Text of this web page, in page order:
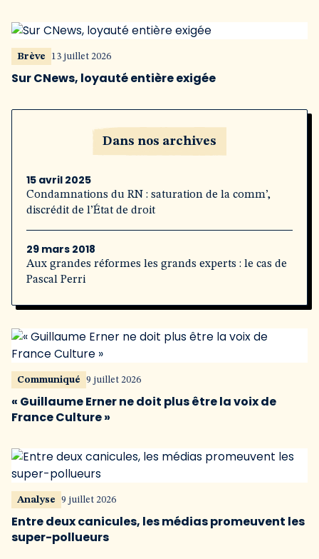
Brève 13 juillet 2026
Sur CNews, loyauté entière exigée
Dans nos archives
15 avril 2025
Condamnations du RN : saturation de la comm’,
discrédit de l’État de droit
29 mars 2018
Aux grandes réformes les grands experts : le cas de
Pascal Perri
Communiqué 9 juillet 2026
« Guillaume Erner ne doit plus être la voix de
France Culture »
Analyse 9 juillet 2026
Entre deux canicules, les médias promeuvent les
super-pollueurs